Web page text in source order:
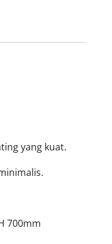
yang kuat.
700mm